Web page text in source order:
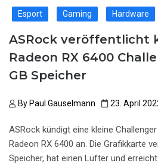
Esport Gaming Hardware
ASRock veröffentlicht
Radeon RX 6400
GB Speicher
By Paul Gauselmann 23. April
ASRock kündigt eine kleine
Radeon RX 6400 an. Die Grafikkarte
Speicher, hat einen Lüfter und